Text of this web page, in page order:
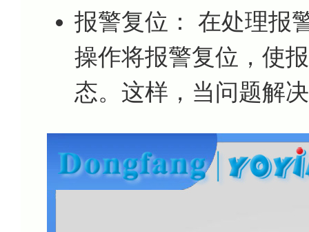
报警复位： 在处理报
操作将报警复位，使
态。这样，当问题解